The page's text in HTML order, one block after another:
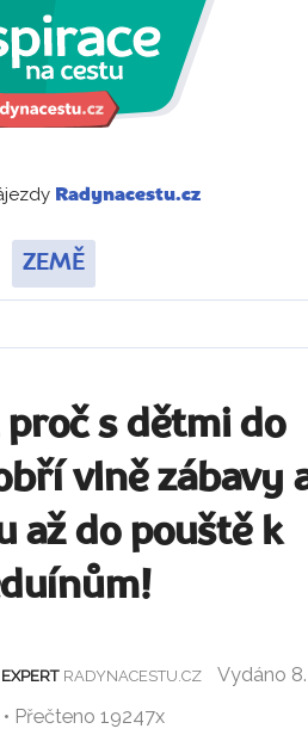
Radynacestu.cz
ZEMĚ
s dětmi do
vlně zábavy
až do pouště k
EXPERT RADYNACESTU.CZ
Vydáno 8.
• Přečteno 19247x